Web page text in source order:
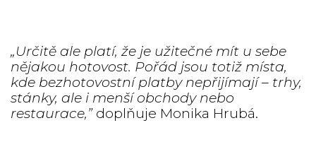
„Určitě ale platí, že je užitečné mít u sebe
nějakou hotovost. Pořád jsou totiž místa,
kde bezhotovostní platby nepřijímají – trhy,
stánky, ale i menší obchody nebo
restaurace,” doplňuje Monika Hrubá.